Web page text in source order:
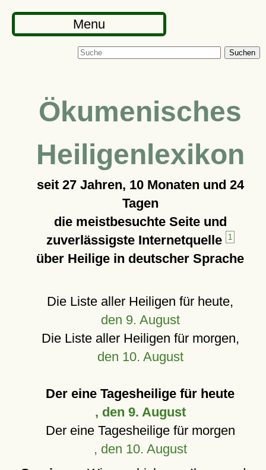
Menu
Suchen
Ökumenisches
Heiligenlexikon
seit 27 Jahren, 10 Monaten und 24
Tagen
die meistbesuchte Seite und
zuverlässigste Internetquelle
1
über Heilige in deutscher Sprache
Die Liste aller Heiligen für heute,
den 9. August
Die Liste aller Heiligen für morgen,
den 10. August
Der eine Tagesheilige für heute
, den 9. August
Der eine Tagesheilige für morgen
, den 10. August